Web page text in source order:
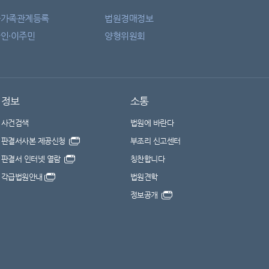
족관계등록
법원경매정보
·이주민
양형위원회
정보
사건검색
판결서사본 제공신청
판결서 인터넷 열람
각급법원안내
소통
법원에 바란다
부조리 신고센터
칭찬합니다
법원견학
정보공개